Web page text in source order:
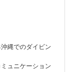
縄でのダイビン
ュニケーション